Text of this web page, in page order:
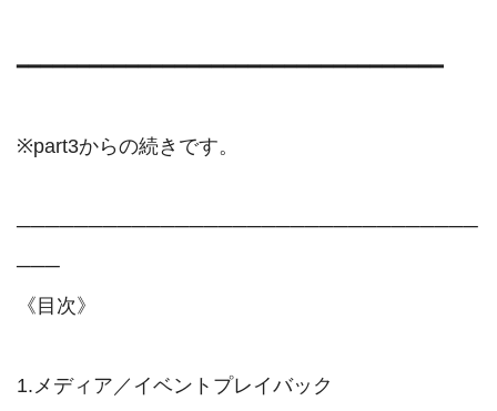
━━━━━━━━━━━━━━━━━━━━━━━━━━━━━━━━━━━
※part3からの続きです。
────────────────────────────────
───
《目次》
1.メディア／イベントプレイバック